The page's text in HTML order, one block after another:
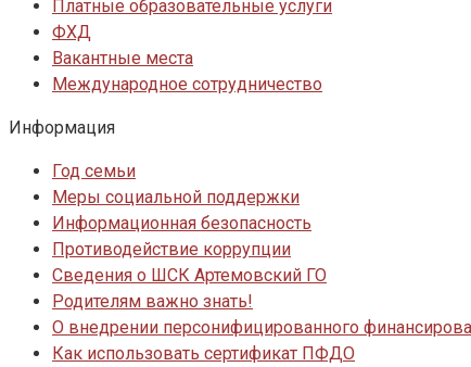
Платные образовательные услуги
ФХД
Вакантные места
Международное сотрудничество
Информация
Год семьи
Меры социальной поддержки
Информационная безопасность
Противодействие коррупции
Сведения о ШСК Артемовский ГО
Родителям важно знать!
О внедрении персонифицированного
Как использовать сертификат ПФДО